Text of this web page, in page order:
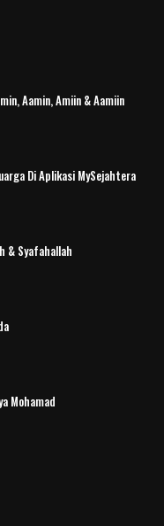
Aamin, Amiin & Aamiin
Di Aplikasi MySejahtera
& Syafahallah
Mohamad